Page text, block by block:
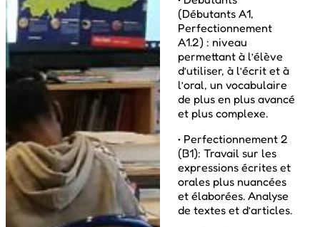
(Débutants A1,
Perfectionnement
A1.2) : niveau
permettant à l’élève
d’utiliser, à l’écrit et à
l’oral, un vocabulaire
de plus en plus avancé
et plus complexe.
• Perfectionnement 2
(B1): Travail sur les
expressions écrites et
orales plus nuancées
et élaborées. Analyse
de textes et d’articles.